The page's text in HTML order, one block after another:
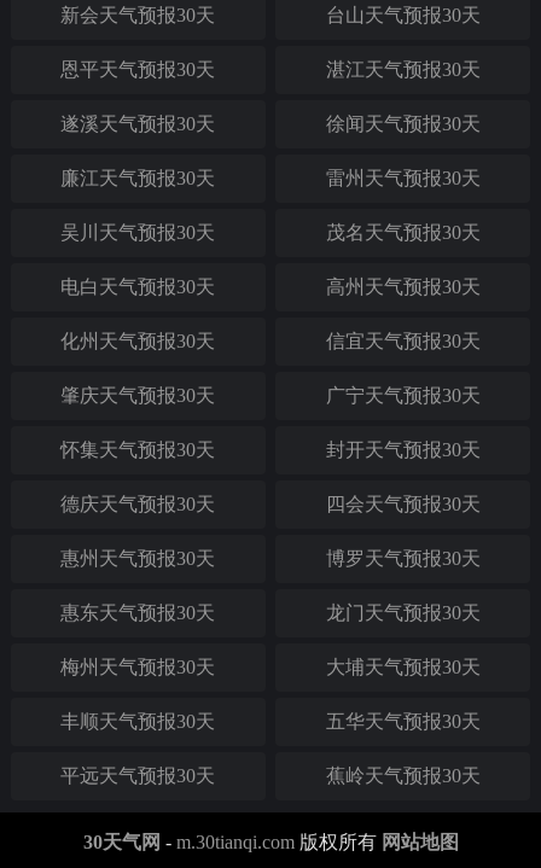
新会天气预报30天 台山天气预报30天
恩平天气预报30天 湛江天气预报30天
遂溪天气预报30天 徐闻天气预报30天
廉江天气预报30天 雷州天气预报30天
吴川天气预报30天 茂名天气预报30天
电白天气预报30天 高州天气预报30天
化州天气预报30天 信宜天气预报30天
肇庆天气预报30天 广宁天气预报30天
怀集天气预报30天 封开天气预报30天
德庆天气预报30天 四会天气预报30天
惠州天气预报30天 博罗天气预报30天
惠东天气预报30天 龙门天气预报30天
梅州天气预报30天 大埔天气预报30天
丰顺天气预报30天 五华天气预报30天
平远天气预报30天 蕉岭天气预报30天
30天气网 - m.30tianqi.com版权所有 网站地图